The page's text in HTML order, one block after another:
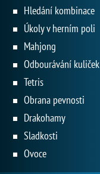
Hledání kombinace
Úkoly v herním poli
Mahjong
Odbourávání kuliček
Tetris
Obrana pevnosti
Drakohamy
Sladkosti
Ovoce